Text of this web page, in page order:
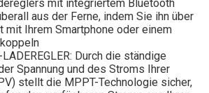
mit integriertem Bluetooth
aus der Ferne, indem Sie ihn über
mit Ihrem Smartphone oder einem
Durch die ständige
Spannung und des Stroms Ihrer
stellt die MPPT-Technologie sicher,